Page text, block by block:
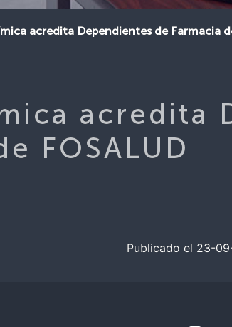
acredita Dependientes de Farmacia
acredita
FOSALUD
Publicado el 23-